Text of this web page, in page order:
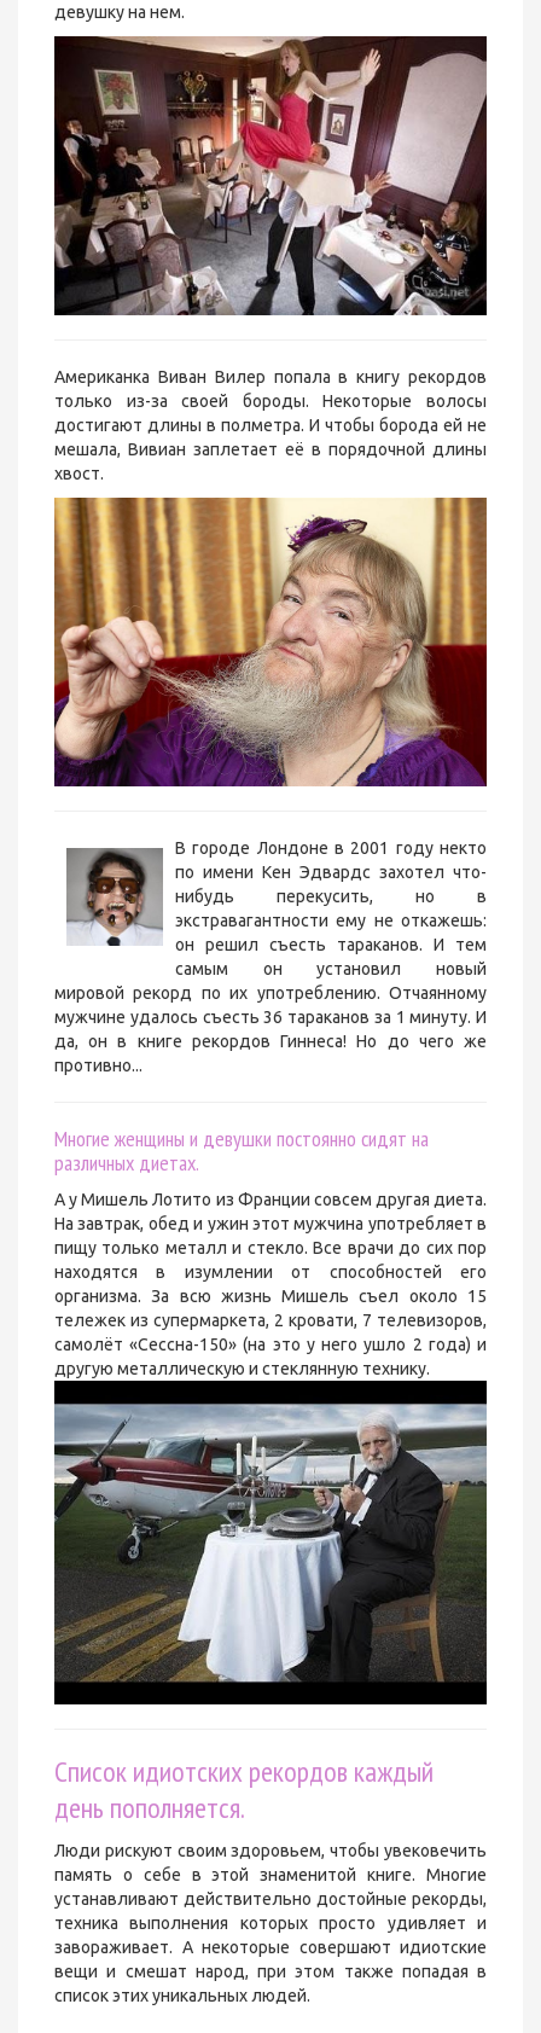
девушку на нем.
Американка Виван Вилер попала в книгу рекордов
только из-за своей бороды. Некоторые волосы
достигают длины в полметра. И чтобы борода ей не
мешала, Вивиан заплетает её в порядочной длины
хвост.
В городе Лондоне в 2001 году некто
по имени Кен Эдвардс захотел что-
нибудь перекусить, но в
экстравагантности ему не откажешь:
он решил съесть тараканов. И тем
самым он установил новый
мировой рекорд по их употреблению. Отчаянному
мужчине удалось съесть 36 тараканов за 1 минуту. И
да, он в книге рекордов Гиннеса! Но до чего же
противно...
Многие женщины и девушки постоянно сидят на
различных диетах.
А у Мишель Лотито из Франции совсем другая диета.
На завтрак, обед и ужин этот мужчина употребляет в
пищу только металл и стекло. Все врачи до сих пор
находятся в изумлении от способностей его
организма. За всю жизнь Мишель съел около 15
тележек из супермаркета, 2 кровати, 7 телевизоров,
самолёт «Сессна-150» (на это у него ушло 2 года) и
другую металлическую и стеклянную технику.
Список идиотских рекордов каждый
день пополняется.
Люди рискуют своим здоровьем, чтобы увековечить
память о себе в этой знаменитой книге. Многие
устанавливают действительно достойные рекорды,
техника выполнения которых просто удивляет и
завораживает. А некоторые совершают идиотские
вещи и смешат народ, при этом также попадая в
список этих уникальных людей.